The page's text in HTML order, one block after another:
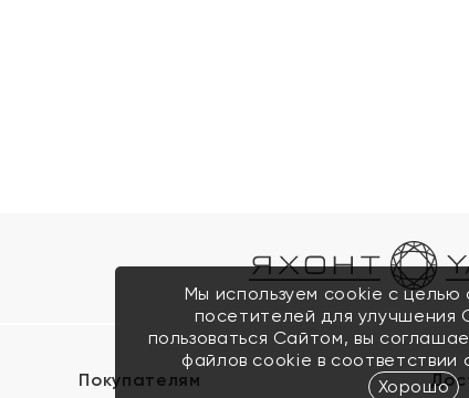
Покупателям
Мы используем cookie с целью
посетителей для улучшения
пользоваться Сайтом, вы
файлов cookie в соответствии
Хорошо